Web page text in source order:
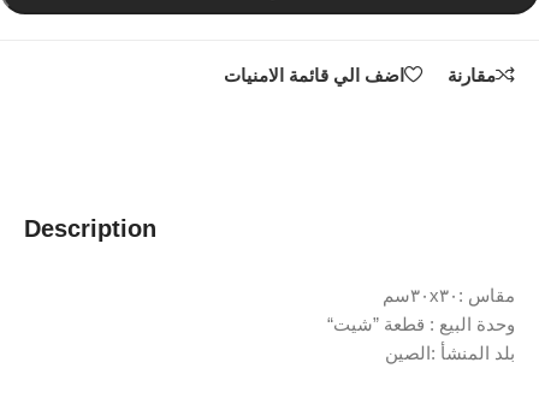
مقارنة اضف الي قائمة الامنيات
Description
مقاس :٣٠x٣٠سم
وحدة البيع : قطعة ”شيت“
بلد المنشأ :الصين